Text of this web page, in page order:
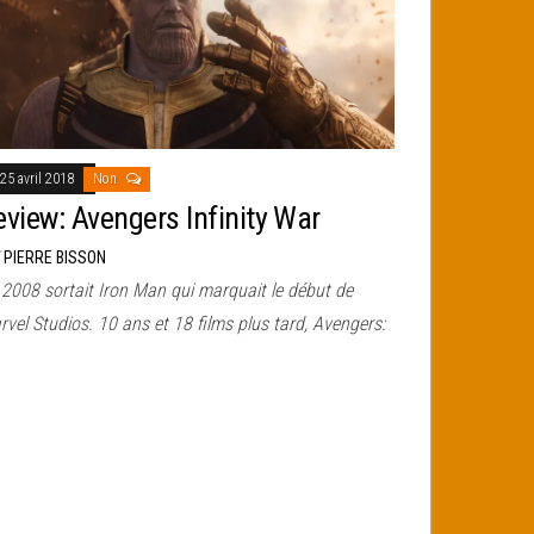
25 avril 2018 Non
Avengers Infinity War
PIERRE BISSON
sortait Iron Man qui marquait le début de
Studios. 10 ans et 18 films plus tard, Avengers: